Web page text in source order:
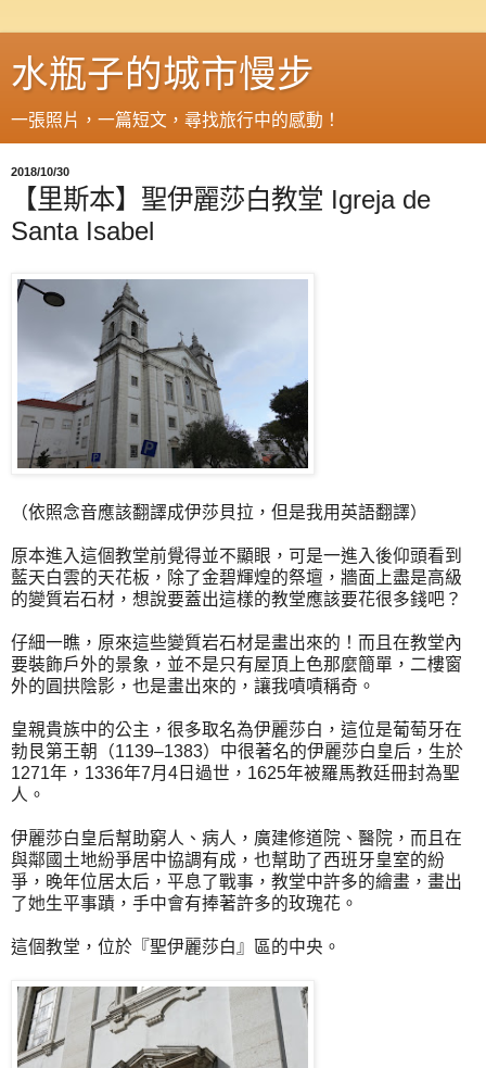
水瓶子的城市慢步
一張照片，一篇短文，尋找旅行中的感動！
2018/10/30
【里斯本】聖伊麗莎白教堂 Igreja de
Santa Isabel
（依照念音應該翻譯成伊莎貝拉，但是我用英語翻譯）
原本進入這個教堂前覺得並不顯眼，可是一進入後仰頭看到
藍天白雲的天花板，除了金碧輝煌的祭壇，牆面上盡是高級
的變質岩石材，想說要蓋出這樣的教堂應該要花很多錢吧？
仔細一瞧，原來這些變質岩石材是畫出來的！而且在教堂內
要裝飾戶外的景象，並不是只有屋頂上色那麼簡單，二樓窗
外的圓拱陰影，也是畫出來的，讓我嘖嘖稱奇。
皇親貴族中的公主，很多取名為伊麗莎白，這位是葡萄牙在
勃艮第王朝（1139–1383）中很著名的伊麗莎白皇后，生於
1271年，1336年7月4日過世，1625年被羅馬教廷冊封為聖
人。
伊麗莎白皇后幫助窮人、病人，廣建修道院、醫院，而且在
與鄰國土地紛爭居中協調有成，也幫助了西班牙皇室的紛
爭，晚年位居太后，平息了戰事，教堂中許多的繪畫，畫出
了她生平事蹟，手中會有捧著許多的玫瑰花。
這個教堂，位於『聖伊麗莎白』區的中央。